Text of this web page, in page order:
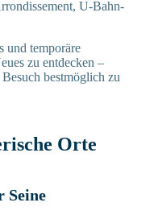
U-Bahn-
und temporäre
zu entdecken –
bestmöglich zu
Orte
Seine